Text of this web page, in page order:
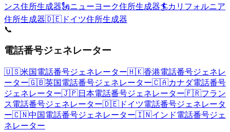
ンス住所生成器🗽ニューヨーク住所生成器🏄カリフォルニア
住所生成器🇩🇪 ドイツ住所生成器
📞
電話番号ジェネレーター
🇺🇸米国電話番号ジェネレーター🇭🇰香港電話番号ジェネレ
ーター🇬🇧英国電話番号ジェネレーター🇨🇦カナダ電話番号
ジェネレーター🇯🇵日本電話番号ジェネレーター🇫🇷フラン
ス電話番号ジェネレーター🇩🇪 ドイツ電話番号ジェネレータ
ー🇨🇳中国電話番号ジェネレーター🇮🇳インド電話番号ジェ
ネレーター